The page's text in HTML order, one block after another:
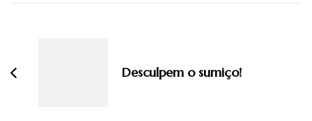
Desculpem o sumiço!